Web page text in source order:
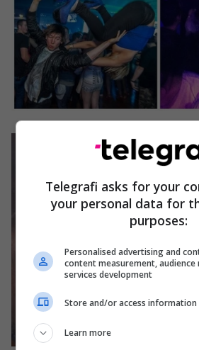
Telegrafi asks for your
your personal data for
purposes:
Personalised advertising and
content measurement, audience
services development
Store and/or access information
Learn more